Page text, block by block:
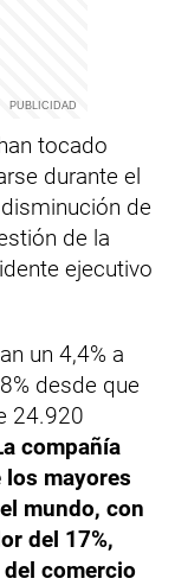
tocado
durante el
de
de la
ejecutivo
un 4,4% a
desde que
24.920
compañía
los mayores
mundo, con
del 17%,
comercio